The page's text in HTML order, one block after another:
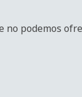
podemos